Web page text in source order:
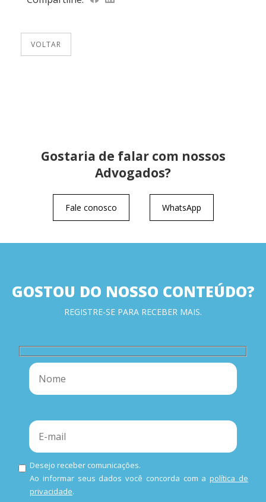
VOLTAR
Gostaria de falar com nossos
Advogados?
Fale conosco WhatsApp
GOSTOU DO NOSSO CONTEÚDO?
REGISTRE-SE PARA RECEBER MAIS.
Desejo receber comunicações.
Ao informar seus dados você concorda com apolítica de
privacidade.